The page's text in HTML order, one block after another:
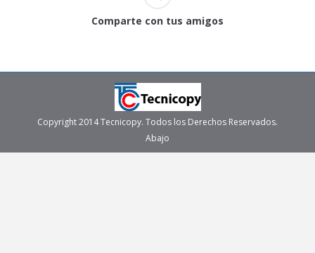
Comparte con tus amigos
Copyright 2014 Tecnicopy. Todos los Derechos Reservados.
Abajo